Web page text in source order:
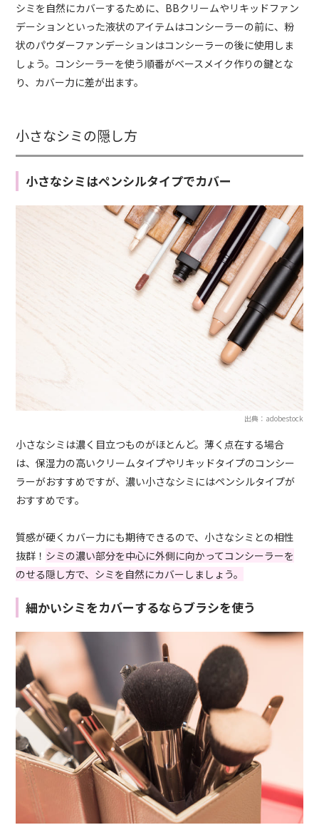
シミを自然にカバーするために、BBクリームやリキッドファン
デーションといった液状のアイテムはコンシーラーの前に、粉
状のパウダーファンデーションはコンシーラーの後に使用しま
しょう。コンシーラーを使う順番がベースメイク作りの鍵とな
り、カバー力に差が出ます。
小さなシミの隠し方
小さなシミはペンシルタイプでカバー
出典：adobestock
小さなシミは濃く目立つものがほとんど。薄く点在する場合
は、保湿力の高いクリームタイプやリキッドタイプのコンシー
ラーがおすすめですが、濃い小さなシミにはペンシルタイプが
おすすめです。
質感が硬くカバー力にも期待できるので、小さなシミとの相性
抜群！ シミの濃い部分を中心に外側に向かってコンシーラーを
のせる隠し方で、シミを自然にカバーしましょう。
細かいシミをカバーするならブラシを使う